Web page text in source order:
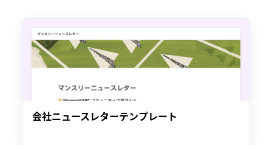
会社ニュースレターテンプレート